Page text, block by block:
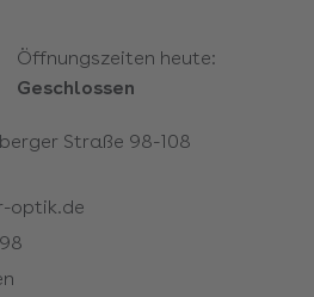
Öffnungszeiten heute:
Geschlossen
Straße 98-108
optik.de